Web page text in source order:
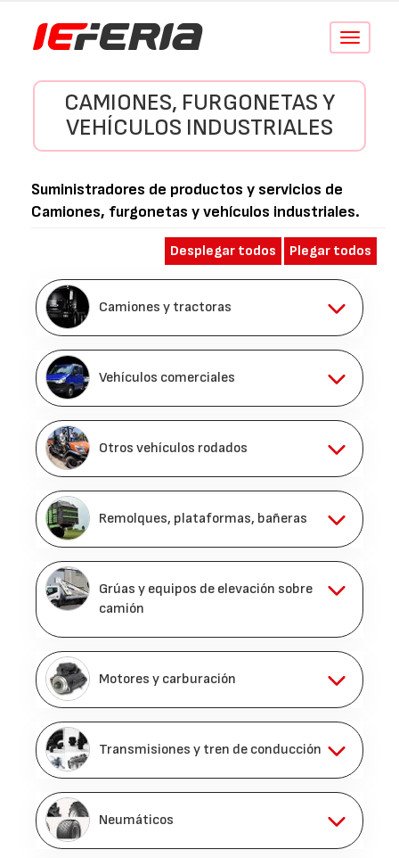
Conmutar
CAMIONES, FURGONETAS Y
VEHÍCULOS INDUSTRIALES
Suministradores de productos y servicios de
Camiones, furgonetas y vehículos industriales.
Desplegar todos Plegar todos
Camiones y tractoras
Vehículos comerciales
Otros vehículos rodados
Remolques, plataformas, bañeras
Grúas y equipos de elevación sobre
camión
Motores y carburación
Transmisiones y tren de conducción
Neumáticos